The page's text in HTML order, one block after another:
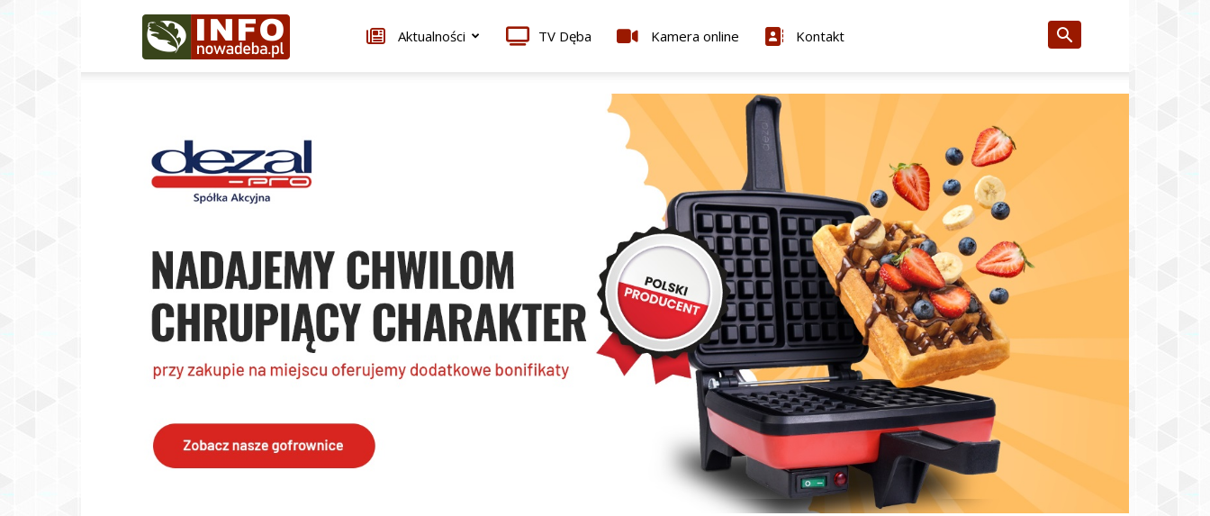
Infonowadeba.pl Aktualności TV Dęba Kamera online Kontakt